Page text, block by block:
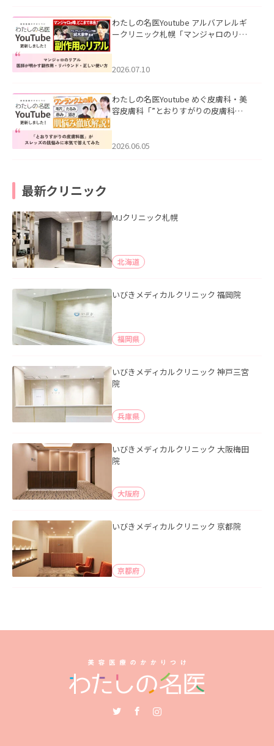
わたしの名医Youtube アルバアレルギ
ークリニック札幌「マンジャロのリア
た。
2026.07.10
わたしの名医Youtube めぐ皮膚科・美
容皮膚科「”とおりすがりの皮膚科
2026.06.05
最新クリニック
MJクリニック札幌
北海道
いびきメディカルクリニック 福岡院
福岡県
いびきメディカルクリニック 神戸三宮
院
兵庫県
いびきメディカルクリニック 大阪梅田
院
大阪府
いびきメディカルクリニック 京都院
京都府